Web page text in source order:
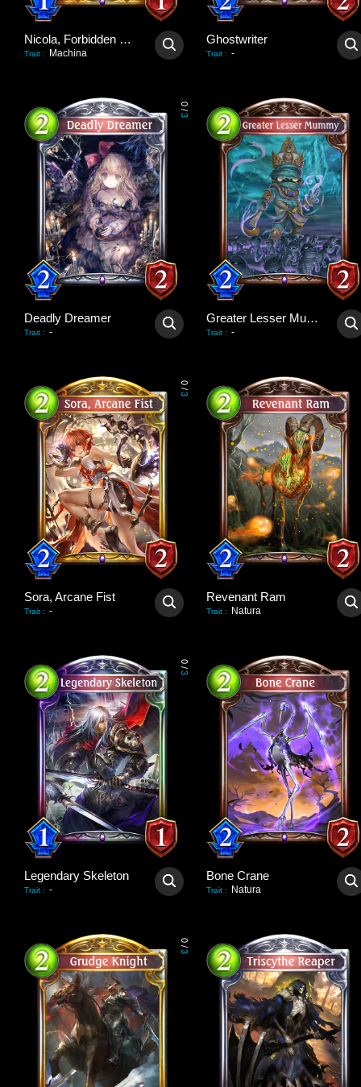
Nicola, Forbidden Strength
Trait : Machina
Ghostwriter
Trait : -
0
/
3
Deadly Dreamer
Trait : -
Greater Lesser Mummy
Trait : -
0
/
3
Sora, Arcane Fist
Trait : -
Revenant Ram
Trait : Natura
0
/
3
Legendary Skeleton
Trait : -
Bone Crane
Trait : Natura
0
/
3